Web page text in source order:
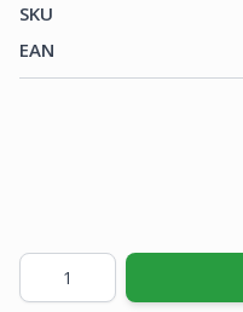
SKU
EAN
Množství